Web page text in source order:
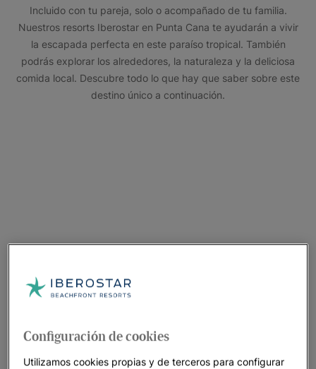
Incluido con tu pareja, solo o acompañado de tu familia.
Nuestros resorts Iberostar en Punta Cana te ayudarán a vivir
la escapada perfecta en este paraíso tropical. También
podrás explorar los alrededores, la naturaleza y la deliciosa
comida local. Descubre todo lo que hay que saber sobre este
destino único a continuación.
Configuración de cookies
Utilizamos cookies propias y de terceros para configurar